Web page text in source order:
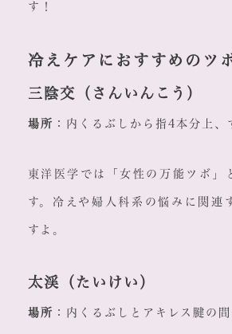
す！
冷えケアにおすすめのツ
三陰交（さんいんこう）
場所 ：内くるぶしから指4本分上、
東洋医学では「女性の万能ツボ」
す。冷えや婦人科系の悩みに関連
すよ。
太渓（たいけい）
場所 ：内くるぶしとアキレス腱の